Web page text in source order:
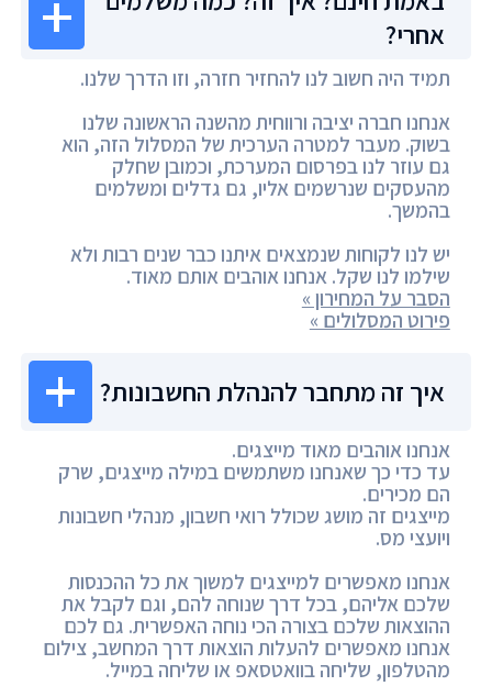
אחרי?
תמיד היה חשוב לנו להחזיר חזרה, וזו הדרך שלנו.
אנחנו חברה יציבה ורווחית מהשנה הראשונה שלנו
בשוק. מעבר למטרה הערכית של המסלול הזה, הוא
גם עוזר לנו בפרסום המערכת, וכמובן שחלק
מהעסקים שנרשמים אליו, גם גדלים ומשלמים
בהמשך.
יש לנו לקוחות שנמצאים איתנו כבר שנים רבות ולא
שילמו לנו שקל. אנחנו אוהבים אותם מאוד.
הסבר על המחירון »
פירוט המסלולים »
איך זה מתחבר להנהלת החשבונות?
אנחנו אוהבים מאוד מייצגים.
עד כדי כך שאנחנו משתמשים במילה מייצגים, שרק
הם מכירים.
מייצגים זה מושג שכולל רואי חשבון, מנהלי חשבונות
ויועצי מס.
אנחנו מאפשרים למייצגים למשוך את כל ההכנסות
שלכם אליהם, בכל דרך שנוחה להם, וגם לקבל את
ההוצאות שלכם בצורה הכי נוחה האפשרית. גם לכם
אנחנו מאפשרים להעלות הוצאות דרך המחשב, צילום
מהטלפון, שליחה בוואטסאפ או שליחה במייל.